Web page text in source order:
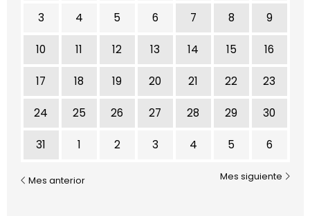
3 4 5 6 7 8 9
10 11 12 13 14 15 16
17 18 19 20 21 22 23
24 25 26 27 28 29 30
31 1 2 3 4 5 6
Mes anterior Mes siguiente